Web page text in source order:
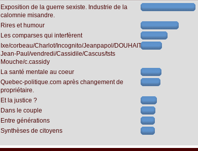
Exposition de la guerre sexiste. Industrie de la
calomnie misandre.
Rires et humour
Les comparses qui interfèrent
Ixe/corbeau/Charlot/Incognito/Jeanpapol/DOUHAIT
Jean-Paul/vendredi/Cassidile/Cascus/tsts
Mouche/c.cassidy
La santé mentale au coeur
Quebec-politique.com après changement de
propriétaire.
Et la justice ?
Dans le couple
Entre générations
Synthèses de citoyens